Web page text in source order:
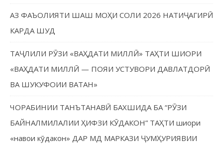
АЗ ФАЪОЛИЯТИ ШАШ МОҲИ СОЛИ 2026 НАТИҶАГИРӢ
КАРДА ШУД
ТАҶЛИЛИ РӮЗИ «ВАҲДАТИ МИЛЛӢ» ТАҲТИ ШИОРИ
«ВАҲДАТИ МИЛЛӢ — ПОЯИ УСТУВОРИ ДАВЛАТДОРӢ
ВА ШУКУФОИИ ВАТАН»
ЧОРАБИНИИ ТАНЪТАНАВӢ БАХШИДА БА “РӮЗИ
БАЙНАЛМИЛАЛИИ ҲИФЗИ КӮДАКОН” ТАҲТИ шиори
«навои кӯдакон» ДАР МД МАРКАЗИ ҶУМҲУРИЯВИИ